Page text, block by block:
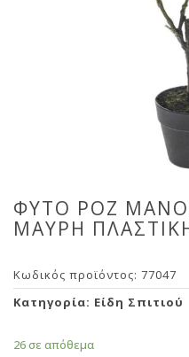
ΦΥΤΟ ΡΟΖ
ΜΑΥΡΗ
Κωδικός προϊόντος: 77047
Κατηγορία: Είδη Σπιτιού
26 σε απόθεμα